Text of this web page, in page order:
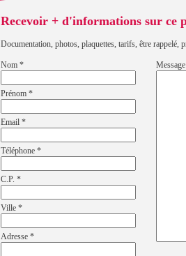
Recevoir + d'informations sur ce
Documentation, photos, plaquettes, tarifs, être rappelé,
Nom *
Prénom *
Email *
Téléphone *
C.P. *
Ville *
Adresse *
Message